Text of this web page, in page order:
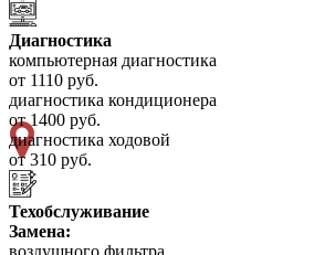
Диагностика
компьютерная диагностика
от 1110 руб.
диагностика кондиционера
от 1400 руб.
диагностика ходовой
от 310 руб.
Техобслуживание
Замена: